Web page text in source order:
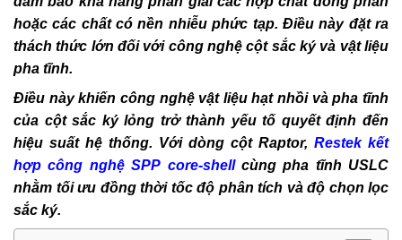
hoặc các chất có nền nhiễu phức tạp. Điều này đặt ra
thách thức lớn đối với công nghệ cột sắc ký và vật liệu
pha tĩnh.
Điều này khiến công nghệ vật liệu hạt nhồi và pha tĩnh
của cột sắc ký lỏng trở thành yếu tố quyết định đến
hiệu suất hệ thống. Với dòng cột Raptor, Restek kết
hợp công nghệ SPP core-shellcùng pha tĩnh USLC
nhằm tối ưu đồng thời tốc độ phân tích và độ chọn lọc
sắc ký.